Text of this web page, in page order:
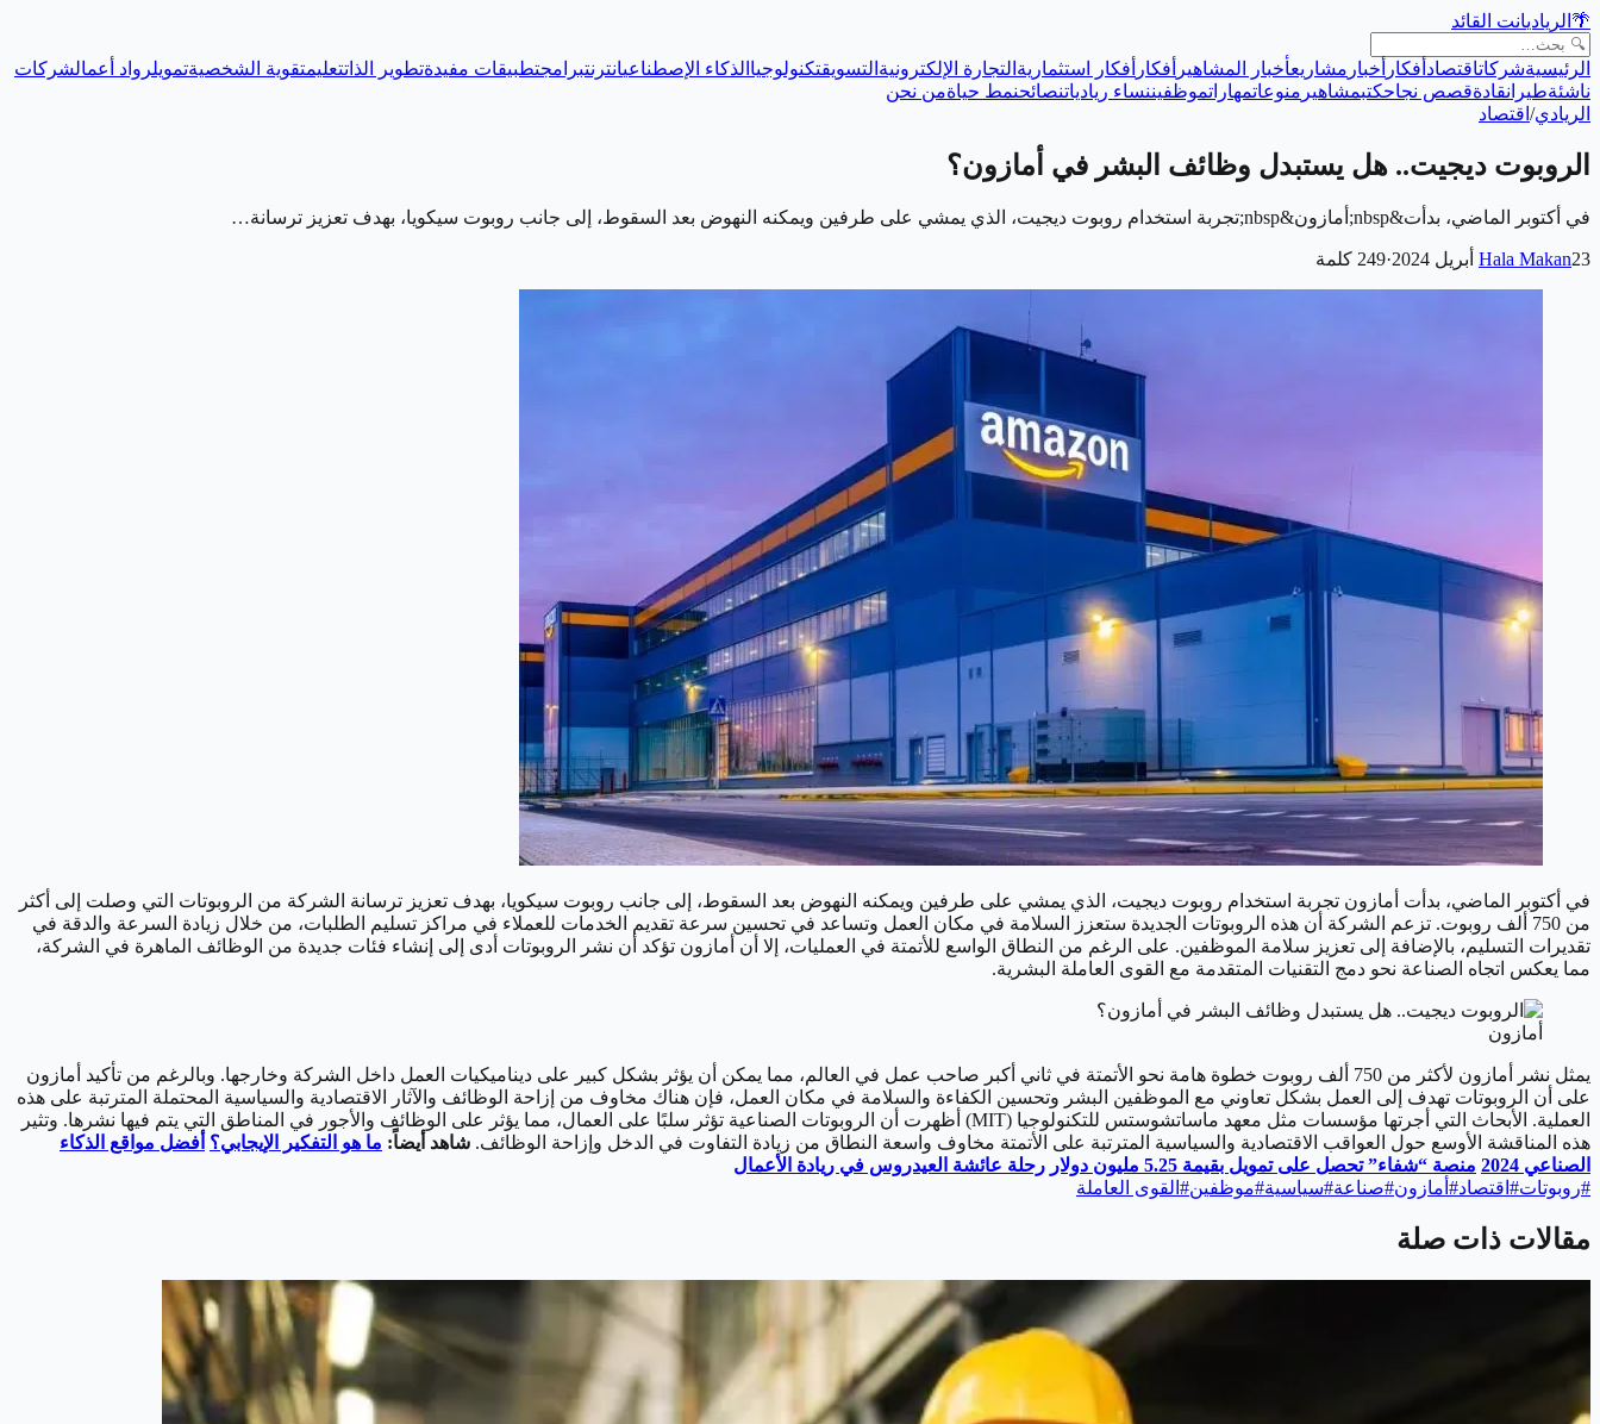
🌴 الرياديانت القائد
الرئيسيةشركاتاقتصاد أفكار أخبار مشاريعأخبار المشاهير أفكار أفكار استثمارية التجارة الإلكترونية التسويقتكنولوجيا الذكاء الإصطناعيانترنتبرامجتطبيقات مفيدةتطوير الذاتتعليمتقوية الشخصيةتمويلرواد أعمالشركات
ناشئةطيرانقادةقصص نجاحكتبمشاهير منوعاتمهاراتموظفيننساء ريادياتنصائحنمط حياةمن نحن
الريادي/ اقتصاد
الروبوت ديجيت.. هل يستبدل وظائف البشر في أمازون؟
في أكتوبر الماضي، بدأت&nbsp;أمازون&nbsp;تجربة استخدام روبوت ديجيت، الذي يمشي على طرفين ويمكنه النهوض بعد السقوط، إلى جانب روبوت سيكويا، بهدف تعزيز ترسانة…
Hala Makan23 أبريل 2024 ·
249 كلمة
في أكتوبر الماضي، بدأت أمازون تجربة استخدام روبوت ديجيت، الذي يمشي على طرفين ويمكنه النهوض بعد السقوط، إلى جانب روبوت سيكويا، بهدف تعزيز ترسانة الشركة من الروبوتات التي وصلت إلى أكثر
من 750 ألف روبوت. تزعم الشركة أن هذه الروبوتات الجديدة ستعزز السلامة في مكان العمل وتساعد في تحسين سرعة تقديم الخدمات للعملاء في مراكز تسليم الطلبات، من خلال زيادة السرعة والدقة في
تقديرات التسليم، بالإضافة إلى تعزيز سلامة الموظفين. على الرغم من النطاق الواسع للأتمتة في العمليات، إلا أن أمازون تؤكد أن نشر الروبوتات أدى إلى إنشاء فئات جديدة من الوظائف الماهرة في الشركة،
مما يعكس اتجاه الصناعة نحو دمج التقنيات المتقدمة مع القوى العاملة البشرية.
أمازون
يمثل نشر أمازون لأكثر من 750 ألف روبوت خطوة هامة نحو الأتمتة في ثاني أكبر صاحب عمل في العالم، مما يمكن أن يؤثر بشكل كبير على ديناميكيات العمل داخل الشركة وخارجها. وبالرغم من تأكيد أمازون
على أن الروبوتات تهدف إلى العمل بشكل تعاوني مع الموظفين البشر وتحسين الكفاءة والسلامة في مكان العمل، فإن هناك مخاوف من إزاحة الوظائف والآثار الاقتصادية والسياسية المحتملة المترتبة على هذه
العملية. الأبحاث التي أجرتها مؤسسات مثل معهد ماساتشوستس للتكنولوجيا (MIT) أظهرت أن الروبوتات الصناعية تؤثر سلبًا على العمال، مما يؤثر على الوظائف والأجور في المناطق التي يتم فيها نشرها. وتثير
هذه المناقشة الأوسع حول العواقب الاقتصادية والسياسية المترتبة على الأتمتة مخاوف واسعة النطاق من زيادة التفاوت في الدخل وإزاحة الوظائف. شاهد أيضاً: ما هو التفكير الإيجابي؟ أفضل مواقع الذكاء
الصناعي 2024
منصة “شفاء” تحصل على تمويل بقيمة 5.25 مليون دولار
رحلة عائشة العيدروس في ريادة الأعمال
#روبوتات# اقتصاد# أمازون#صناعة#سياسية#موظفين# القوى العاملة
مقالات ذات صلة